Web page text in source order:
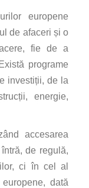
europene
de afaceri și o
fie de a
programe
investiții, de la
energie,
accesarea
de regulă,
ci în cel al
dată